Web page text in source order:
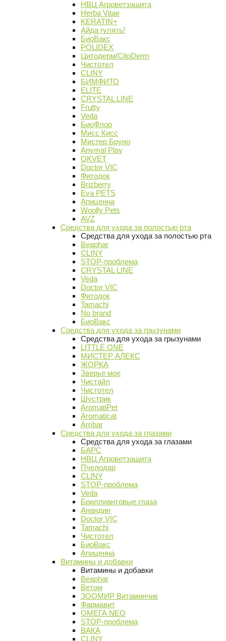
НВЦ Агроветзащита
Herba Vitae
KERATIN+
Айда гулять!
БиоВакс
POLIDEX
Цитодерм/CitoDerm
Чистотел
CLINY
БИМФИТО
ELITE
CRYSTAL LINE
Frutty
Veda
БиоФлор
Мисс Кисс
Мистер Бруно
Anymal Play
OKVET
Doctor VIC
Фитодок
Brizberry
Eva PETS
Апиценна
Woolly Pets
AVZ
Средства для ухода за полостью рта
Средства для ухода за полостью рта
Beaphar
CLINY
STOP-проблема
CRYSTAL LINE
Veda
Doctor VIC
Фитодок
Tamachi
No brand
БиоВакс
Средства для ухода за грызунами
Средства для ухода за грызунами
LITTLE ONE
МИСТЕР АЛЕКС
ЖОРКА
Зверье мое
Чистайл
Чистотел
Шустрик
AromatiPet
Aromaticat
Ambar
Средства для ухода за глазами
Средства для ухода за глазами
БАРС
НВЦ Агроветзащита
Пчелодар
CLINY
STOP-проблема
Veda
Бриллиантовые глаза
Анандин
Doctor VIC
Tamachi
Чистотел
БиоВакс
Апиценна
Витамины и добавки
Витамины и добавки
Beaphar
Ветом
ЗООМИР Витаминчик
Фармавит
ОМЕГА NEO
STOP-проблема
ВАКА
CLINY